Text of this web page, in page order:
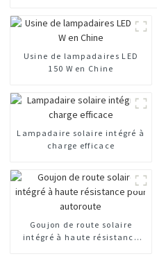
Usine de lampadaires LED
150 W en Chine
Lampadaire solaire intégré à
charge efficace
Goujon de route solaire
intégré à haute résistance